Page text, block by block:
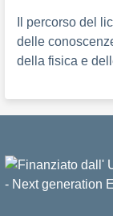
Il percorso del
delle
della fisica e